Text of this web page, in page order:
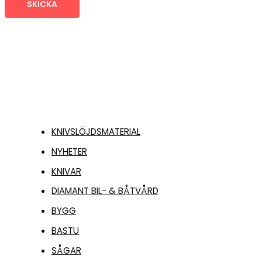
KNIVSLÖJDSMATERIAL
NYHETER
KNIVAR
DIAMANT BIL- & BÅTVÅRD
BYGG
BASTU
SÅGAR